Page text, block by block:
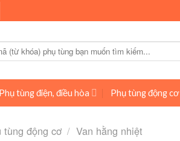
Phụ tùng điện, điều hòa Phụ tùng động cơ
tùng động cơ / Van hằng nhiệt